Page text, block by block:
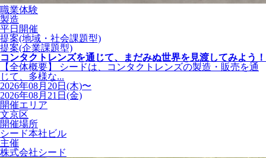
職業体験
製造
平日開催
提案(地域・社会課題型)
提案(企業課題型)
コンタクトレンズを通じて、まだみぬ世界を見渡してみよう！
【全体概要】 シードは、コンタクトレンズの製造・販売を通
じて、多様な...
2026年08月20日(木)〜
2026年08月21日(金)
開催エリア
文京区
開催場所
シード本社ビル
主催
株式会社シード